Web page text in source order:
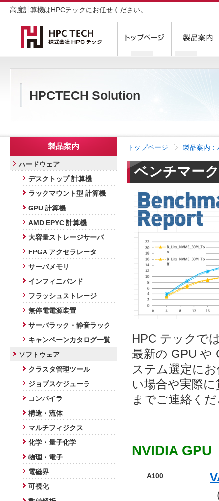
高度計算機はHPCテックにお任せください。
HPCTECH Solution
トップページ 製品案内：
ベンチマー
HPC テックで
最新の GPU や
ステム選定に
い場合や実際
までご連絡く
NVIDIA GPU
A100
製品案内
ハードウェア
デスクトップ 計算機
ラックマウント型 計算機
GPU 計算機
AMD EPYC 計算機
大容量ストレージサーバ
FPGA アクセラレータ
サーバメモリ
インフィニバンド
フラッシュストレージ
無停電電源装置
サーバラック・静音ラック
キャンペーンカタログ一覧
ソフトウェア
クラスタ管理ツール
ジョブスケジューラ
コンパイラ
構造・流体
マルチフィジクス
化学・量子化学
物理・電子
電磁界
可視化